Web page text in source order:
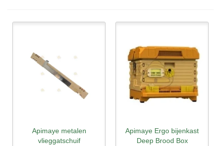
Apimaye metalen
vlieggatschuif
Apimaye Ergo bijenkast
Deep Brood Box